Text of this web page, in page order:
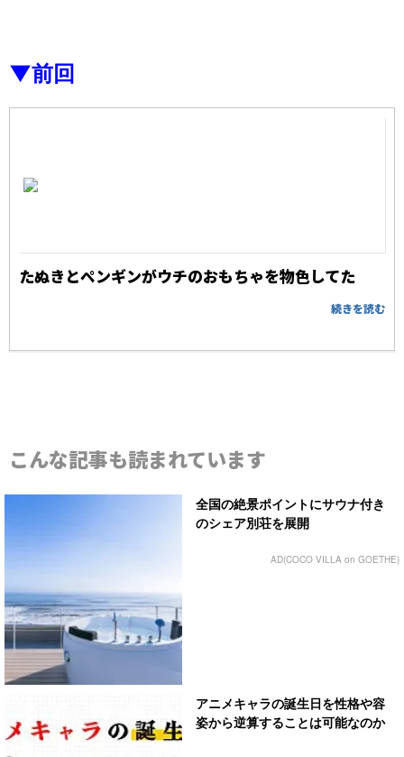
▼前回
たぬきとペンギンがウチのおもちゃを物色してた
続きを読む
こんな記事も読まれています
全国の絶景ポイントにサウナ付き
のシェア別荘を展開
AD(COCO VILLA on GOETHE)
アニメキャラの誕生日を性格や容
姿から逆算することは可能なのか